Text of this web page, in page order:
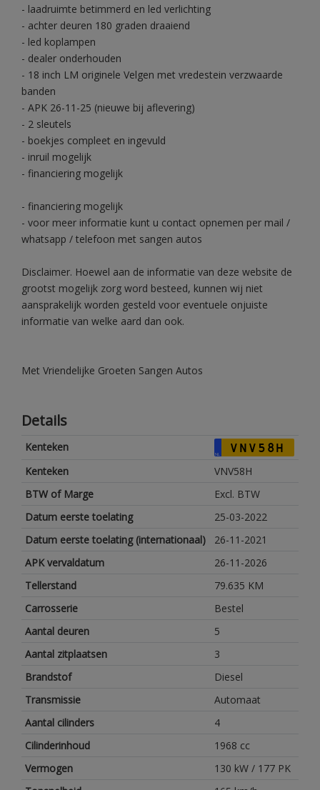
- laadruimte betimmerd en led verlichting
- achter deuren 180 graden draaiend
- led koplampen
- dealer onderhouden
- 18 inch LM originele Velgen met vredestein verzwaarde
banden
- APK 26-11-25 (nieuwe bij aflevering)
- 2 sleutels
- boekjes compleet en ingevuld
- inruil mogelijk
- financiering mogelijk
- financiering mogelijk
- voor meer informatie kunt u contact opnemen per mail /
whatsapp / telefoon met sangen autos
Disclaimer. Hoewel aan de informatie van deze website de
grootst mogelijk zorg word besteed, kunnen wij niet
aansprakelijk worden gesteld voor eventuele onjuiste
informatie van welke aard dan ook.
Met Vriendelijke Groeten Sangen Autos
Details
Kenteken
NL VNV58H
Kenteken
VNV58H
BTW of Marge
Excl. BTW
Datum eerste toelating
25-03-2022
Datum eerste toelating (internationaal)
26-11-2021
APK vervaldatum
26-11-2026
Tellerstand
79.635 KM
Carrosserie
Bestel
Aantal deuren
5
Aantal zitplaatsen
3
Brandstof
Diesel
Transmissie
Automaat
Aantal cilinders
4
Cilinderinhoud
1968 cc
Vermogen
130 kW / 177 PK